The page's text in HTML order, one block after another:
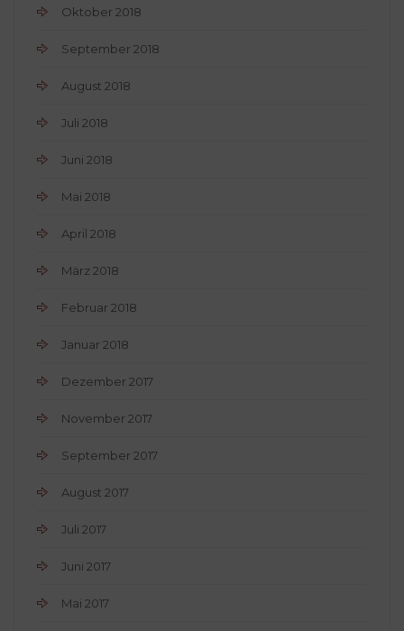
Oktober 2018
September 2018
August 2018
Juli 2018
Juni 2018
Mai 2018
April 2018
März 2018
Februar 2018
Januar 2018
Dezember 2017
November 2017
September 2017
August 2017
Juli 2017
Juni 2017
Mai 2017